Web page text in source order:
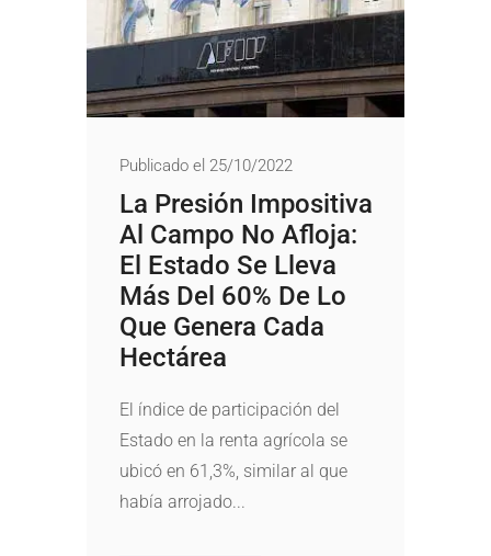
Publicado el 25/10/2022
La Presión Impositiva
Al Campo No Afloja:
El Estado Se Lleva
Más Del 60% De Lo
Que Genera Cada
Hectárea
El índice de participación del
Estado en la renta agrícola se
ubicó en 61,3%, similar al que
había arrojado...